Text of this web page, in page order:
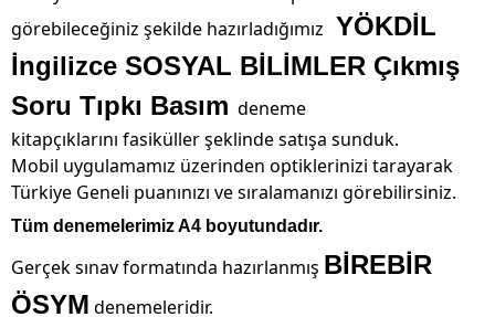
görebileceğiniz şekilde hazırladığımız YÖKDİL
İngilizce SOSYAL BİLİMLER Çıkmış
Soru Tıpkı Basım deneme
kitapçıklarını fasiküller şeklinde satışa sunduk.
Mobil uygulamamız üzerinden optiklerinizi tarayarak
Türkiye Geneli puanınızı ve sıralamanızı görebilirsiniz.
Tüm denemelerimiz A4 boyutundadır.
Gerçek sınav formatında hazırlanmış BİREBİR
ÖSYM denemeleridir.